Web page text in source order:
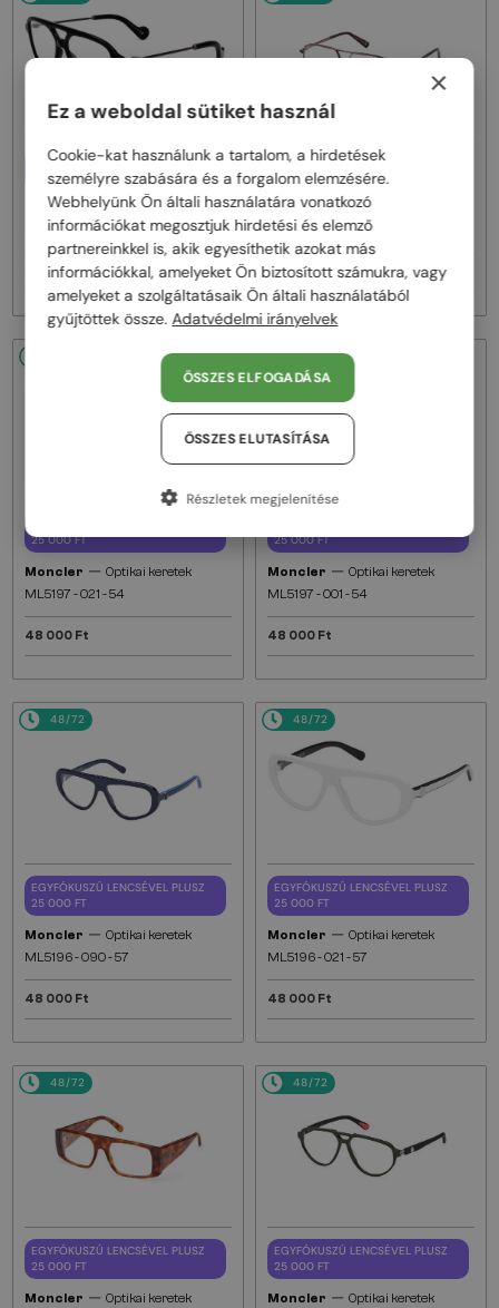
EGYFÓKUSZÚ LENCSÉVEL PLUSZ
25 000 FT
Moncler—Optikai keretek
ML5081 - 001 - 56
48 000 Ft
EGYFÓKUSZÚ LENCSÉVEL PLUSZ
25 000 FT
Moncler—Optikai keretek
ML5202 - 036 - 56
48 000 Ft
25 000 FT
Moncler — Optikai keretek
ML5197 - 021 - 54
48 000 Ft
48/72
25 000 FT
Moncler — Optikai keretek
ML5197 - 001 - 54
48 000 Ft
48/72
EGYFÓKUSZÚ LENCSÉVEL PLUSZ
25 000 FT
Moncler — Optikai keretek
ML5196 - 090 - 57
48 000 Ft
48/72
EGYFÓKUSZÚ LENCSÉVEL PLUSZ
25 000 FT
Moncler — Optikai keretek
ML5196 - 021 - 57
48 000 Ft
48/72
EGYFÓKUSZÚ LENCSÉVEL PLUSZ
25 000 FT
Moncler — Optikai keretek
48/72
EGYFÓKUSZÚ LENCSÉVEL PLUSZ
25 000 FT
Moncler — Optikai keretek
×
Ez a weboldal sütiket használ
Cookie-kat használunk a tartalom, a hirdetések
személyre szabására és a forgalom elemzésére.
Webhelyünk Ön általi használatára vonatkozó
információkat megosztjuk hirdetési és elemző
partnereinkkel is, akik egyesíthetik azokat más
információkkal, amelyeket Ön biztosított számukra, vagy
amelyeket a szolgáltatásaik Ön általi használatából
gyűjtöttek össze. Adatvédelmi irányelvek
ÖSSZES ELFOGADÁSA
ÖSSZES ELUTASÍTÁSA
Részletek megjelenítése